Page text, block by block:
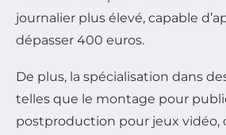
journalier plus élevé, capable
dépasser 400 euros.
De plus, la spécialisation dans
telles que le montage pour
postproduction pour jeux vidéo,